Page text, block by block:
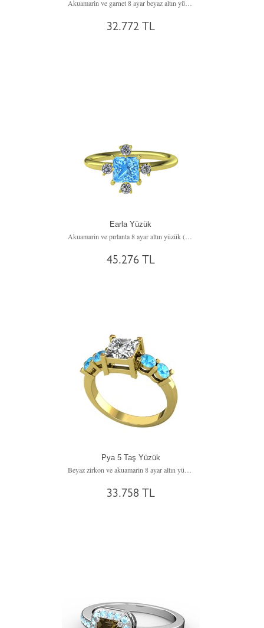
32.772 TL
Earla Yüzük
Akuamarin ve pırlanta 8 ayar altın yüzük (0.144 karat)
45.276 TL
Pya 5 Taş Yüzük
33.758 TL